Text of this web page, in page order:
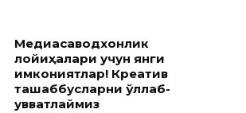
Медиасаводхонлик
лойиҳалари учун янги
имкониятлар! Креатив
ташаббусларни қўллаб-
қувватлаймиз